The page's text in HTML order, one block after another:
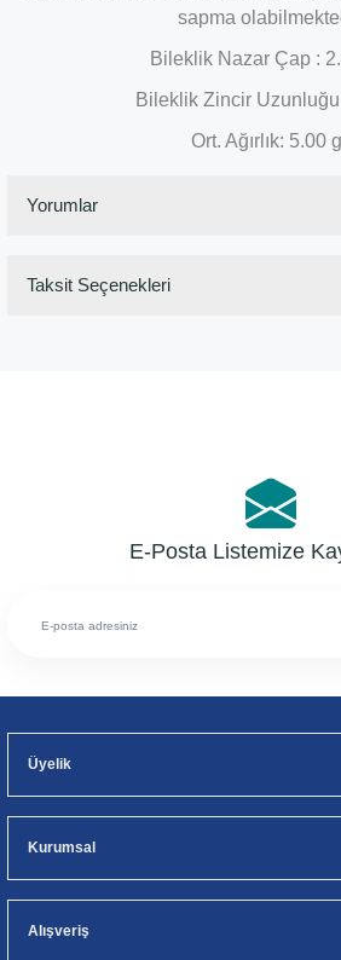
sapma
Bileklik Nazar Çap :
Bileklik Zincir
Ort. Ağırlık: 5.00
Yorumlar
Taksit Seçenekleri
E-Posta Listemize
Üyelik
Kurumsal
Alışveriş